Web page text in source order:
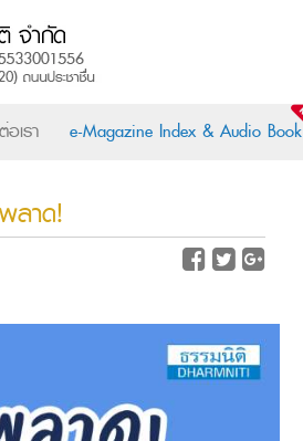
เรา e-Magazine Index & Audio Book
ลาด!